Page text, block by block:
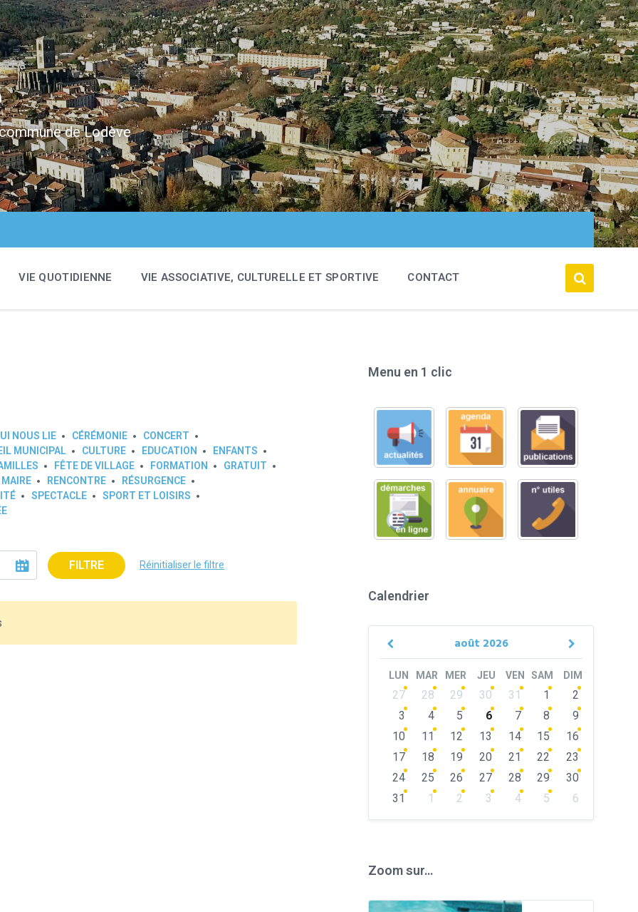
de Lodève
VIE QUOTIDIENNE VIE ASSOCIATIVE, CULTURELLE ET SPORTIVE CONTACT
NOUS LIE CÉRÉMONIE
CONCERT
MUNICIPAL CULTURE EDUCATION
ENFANTS
FÊTE DE VILLAGE FORMATION
GRATUIT
MAIRE RENCONTRE
RÉSURGENCE
SPECTACLE
SPORT ET LOISIRS
FILTRE Réinitialiser le filtre
Menu en 1 clic
Calendrier
août 2026
Previous
Next
LUN MAR MER JEU VEN SAM DIM
Skip
calendar
days
27 28 29 30 31 1
2
3
4 5 6 7 8
9
10
11 12 13 14 15
16
17
18 19 20 21 22
23
24
25 26 27 28 29
30
31
1 2 3 4 5
6
Zoom sur…